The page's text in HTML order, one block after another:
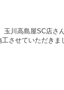
玉川高島屋SC店さ
させていただきま